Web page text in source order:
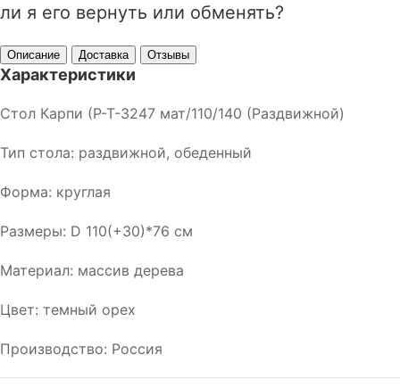
ли я его вернуть или обменять?
Описание Доставка Отзывы
Характеристики
Стол Карпи (Р-Т-3247 мат/110/140 (Раздвижной)
Тип стола: раздвижной, обеденный
Форма: круглая
Размеры: D 110(+30)*76 см
Материал: массив дерева
Цвет: темный орех
Производство: Россия